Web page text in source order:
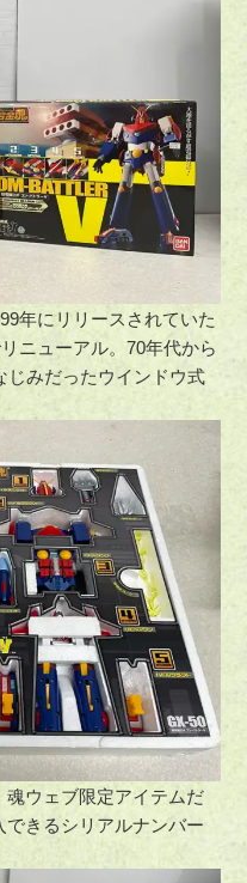
年にリリースされていた
ニューアル。70年代から
じみだったウインドウ式
魂ウェブ限定アイテムだ
きるシリアルナンバー